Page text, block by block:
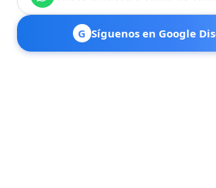
G Síguenos en Google